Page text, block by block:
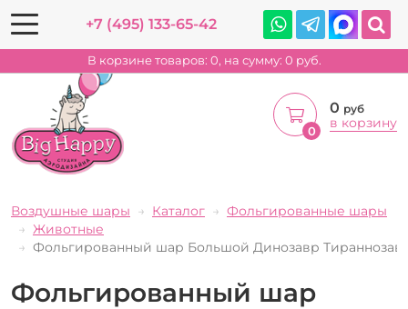
+7 (495) 133-65-42
В корзине товаров: 0, на сумму: 0 руб.
0
0 руб
в корзину
Воздушные шары Каталог
Фольгированные шары
Животные
Фольгированный шар Большой Динозавр
Фольгированный шар